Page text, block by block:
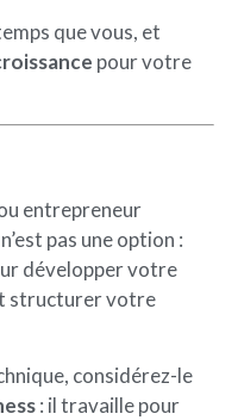
que vous, et
pour votre
entrepreneur
pas une option :
développer votre
structurer votre
considérez-le
: il travaille pour